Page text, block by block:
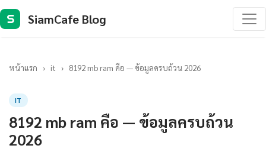
S SiamCafe Blog
หน้าแรก › it › 8192 mb ram คือ — ข้อมูลครบถ้วน 2026
IT
8192 mb ram คือ — ข้อมูลครบถ้วน
2026